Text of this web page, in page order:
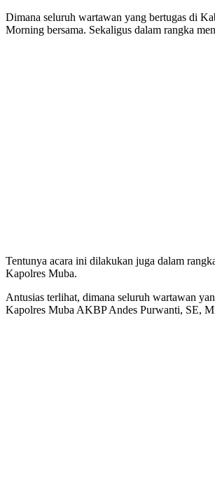
Dimana seluruh wartawan yang bertugas di
Morning bersama. Sekaligus dalam rangka
Tentunya acara ini dilakukan juga dalam
Kapolres Muba.
Antusias terlihat, dimana seluruh wartawan
Kapolres Muba AKBP Andes Purwanti, SE,